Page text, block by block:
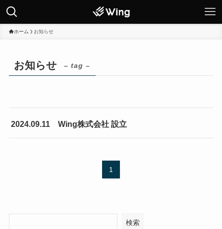
ホーム お知らせ
お知らせ – tag –
2024.09.11 Wing株式会社 設立
1
検索